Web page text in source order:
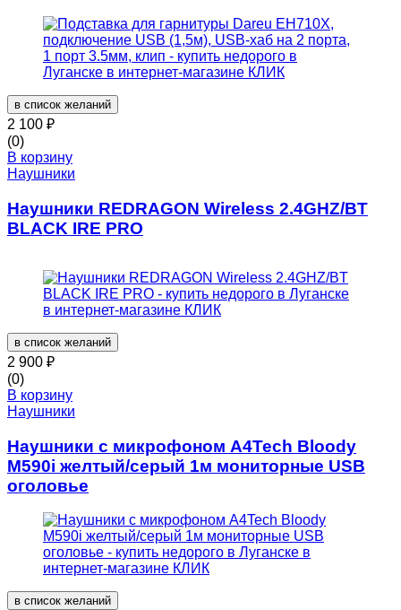
в список желаний
2 100 ₽
(0)
В корзину
Наушники
Нaушники REDRAGON Wireless 2.4GHZ/BT
BLACK IRE PRO
в список желаний
2 900 ₽
(0)
В корзину
Наушники
Наушники с микрофоном A4Tech Bloody
M590i желтый/серый 1м мониторные USB
оголовье
в список желаний